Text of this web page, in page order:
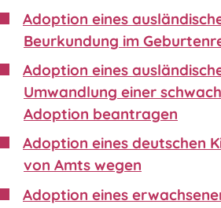
Adoption eines
Beurkundung im
Adoption eines
Umwandlung einer
Adoption beantragen
Adoption eines deutschen
von Amts wegen
Adoption eines